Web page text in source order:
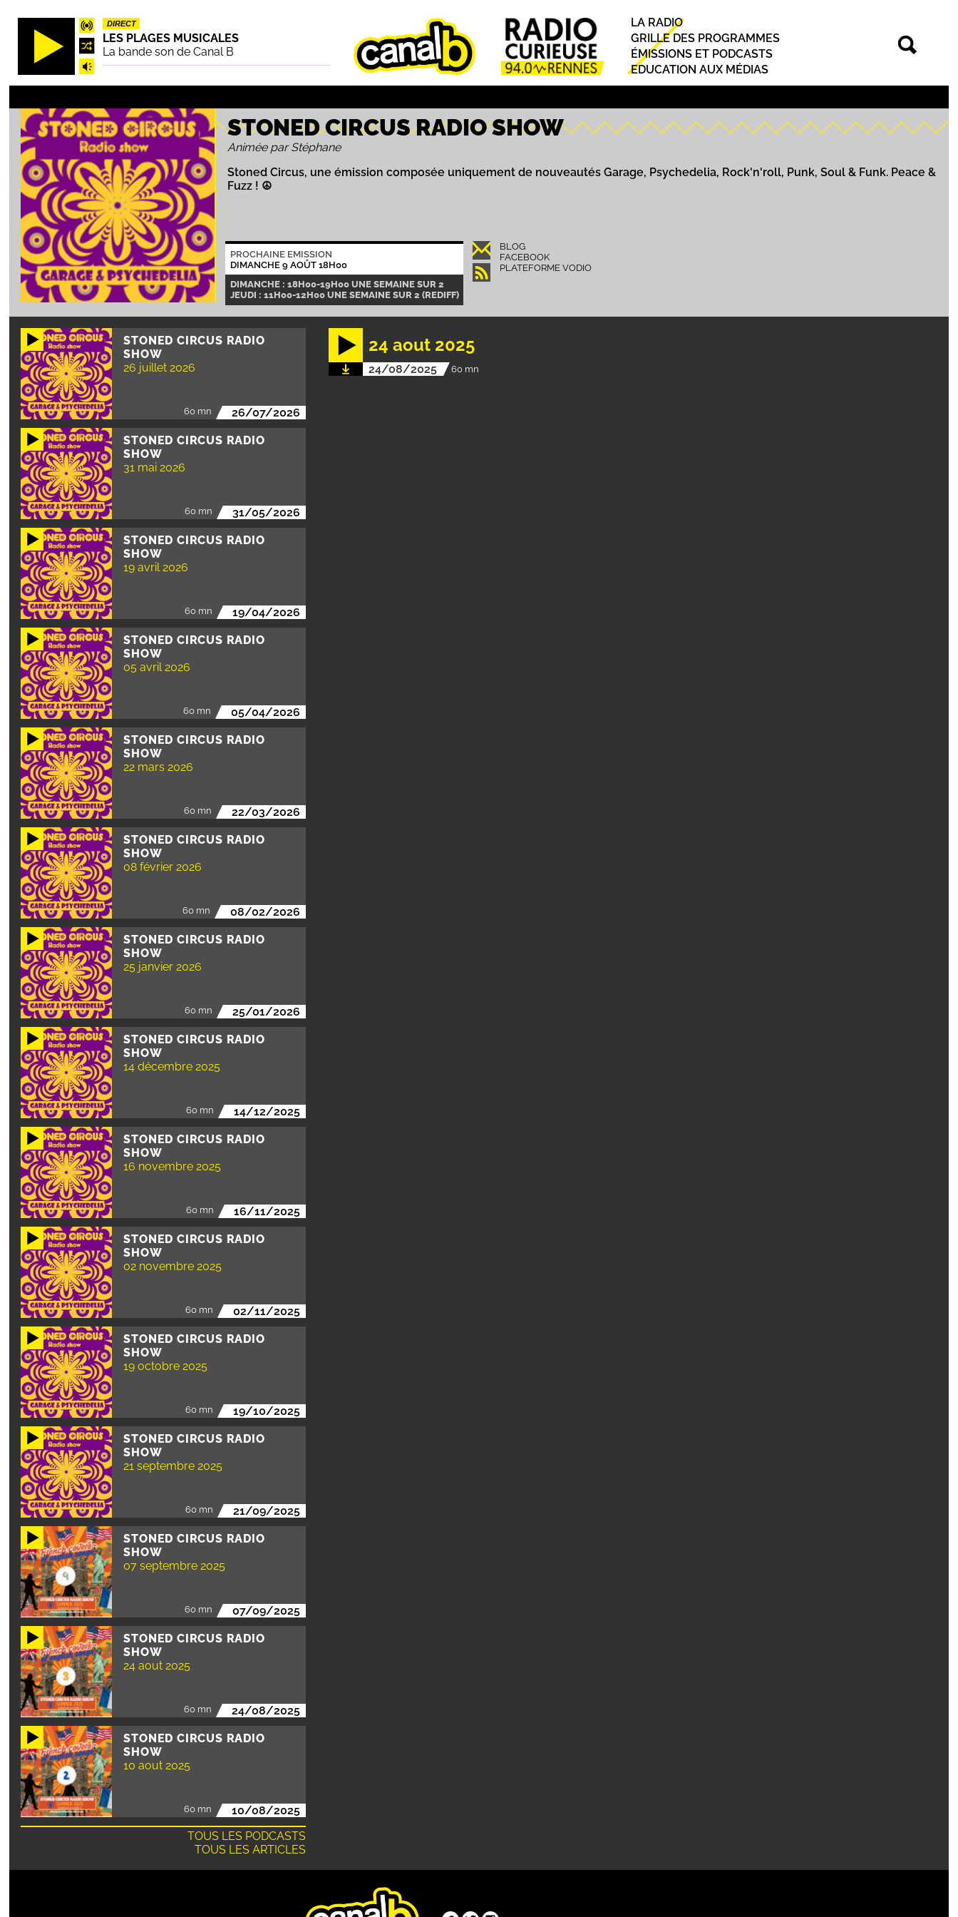
Aller
principal
DIRECT
LES PLAGES MUSICALES
La bande son de Canal B
Principal
LA RADIO
GRILLE DES PROGRAMMES
ÉMISSIONS ET PODCASTS
EDUCATION AUX MÉDIAS
STONED CIRCUS RADIO SHOW
Animée par Stéphane
Stoned Circus, une émission composée uniquement de nouveautés Garage, Psychedelia, Rock'n'roll, Punk, Soul & Funk. Peace &
Fuzz ! ☮
PROCHAINE EMISSION
DIMANCHE 9 AOÛT 18H00
DIMANCHE : 18H00-19H00 UNE SEMAINE SUR 2
JEUDI : 11H00-12H00 UNE SEMAINE SUR 2 (REDIFF)
BLOG
FACEBOOK
PLATEFORME VODIO
STONED CIRCUS RADIO
SHOW
26 juillet 2026
60 mn 26/07/2026
STONED CIRCUS RADIO
SHOW
31 mai 2026
60 mn 31/05/2026
STONED CIRCUS RADIO
SHOW
19 avril 2026
60 mn 19/04/2026
STONED CIRCUS RADIO
SHOW
05 avril 2026
60 mn 05/04/2026
STONED CIRCUS RADIO
SHOW
22 mars 2026
60 mn 22/03/2026
STONED CIRCUS RADIO
SHOW
08 février 2026
60 mn 08/02/2026
STONED CIRCUS RADIO
SHOW
25 janvier 2026
60 mn 25/01/2026
STONED CIRCUS RADIO
SHOW
14 décembre 2025
60 mn 14/12/2025
STONED CIRCUS RADIO
SHOW
16 novembre 2025
60 mn 16/11/2025
STONED CIRCUS RADIO
SHOW
02 novembre 2025
60 mn 02/11/2025
STONED CIRCUS RADIO
SHOW
19 octobre 2025
60 mn 19/10/2025
STONED CIRCUS RADIO
SHOW
21 septembre 2025
60 mn 21/09/2025
STONED CIRCUS RADIO
SHOW
07 septembre 2025
60 mn 07/09/2025
STONED CIRCUS RADIO
SHOW
24 aout 2025
60 mn 24/08/2025
STONED CIRCUS RADIO
SHOW
10 aout 2025
60 mn
10/08/2025
TOUS LES PODCASTS
TOUS LES ARTICLES
24 aout 2025
24/08/2025 60 mn